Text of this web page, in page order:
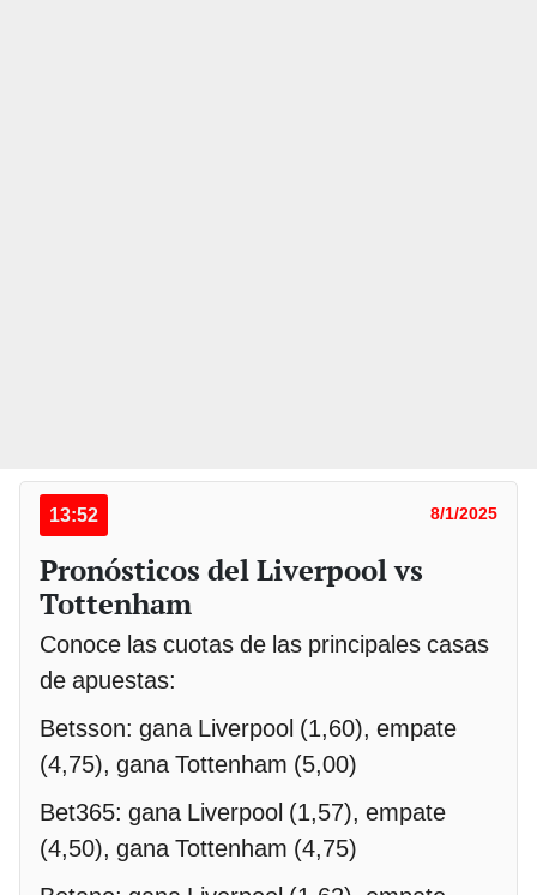
13:52 8/1/2025
Pronósticos del Liverpool vs
Tottenham
Conoce las cuotas de las principales casas
de apuestas:
Betsson: gana Liverpool (1,60), empate
(4,75), gana Tottenham (5,00)
Bet365: gana Liverpool (1,57), empate
(4,50), gana Tottenham (4,75)